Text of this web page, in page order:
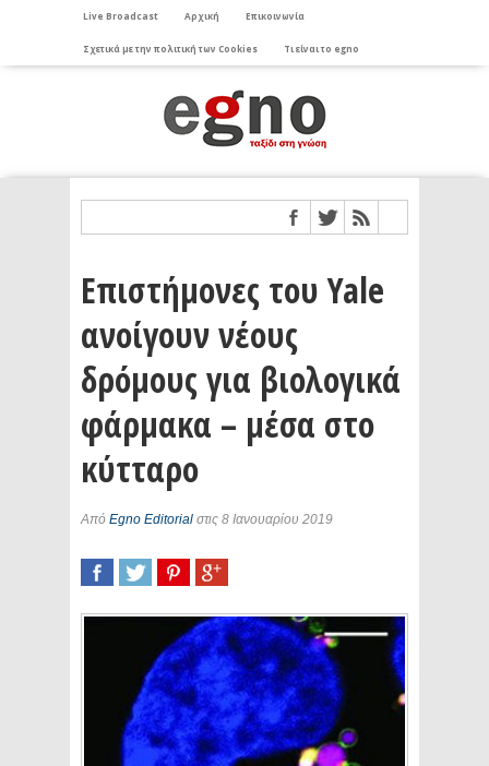
Live Broadcast Αρχική Επικοινωνία
Σχετικά με την πολιτική των Cookies Τι είναι το egno
Επιστήμονες του Yale
ανοίγουν νέους
δρόμους για βιολογικά
φάρμακα – μέσα στο
κύτταρο
Από Egno Editorial στις 8 Ιανουαρίου 2019